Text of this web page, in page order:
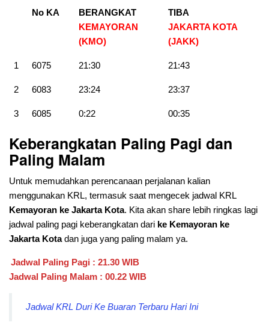
No KA
BERANGKAT
KEMAYORAN
(KMO)
TIBA
JAKARTA KOTA
(JAKK)
1 6075 21:30 21:43
2 6083 23:24 23:37
3 6085 0:22 00:35
Keberangkatan Paling Pagi dan
Paling Malam
Untuk memudahkan perencanaan perjalanan kalian
menggunakan KRL, termasuk saat mengecek jadwal KRL
Kemayoran ke Jakarta Kota. Kita akan share lebih ringkas lagi
jadwal paling pagi keberangkatan dari ke Kemayoran ke
Jakarta Kotadan juga yang paling malam ya.
Jadwal Paling Pagi : 21.30 WIB
Jadwal Paling Malam : 00.22 WIB
Jadwal KRL Duri Ke Buaran Terbaru Hari Ini